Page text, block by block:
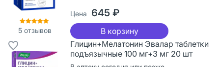
5 отзывов
Цена 645 ₽
В корзину
Глицин+Мелатонин Эвалар таблетки
подъязычные 100 мг+3 мг 20 шт